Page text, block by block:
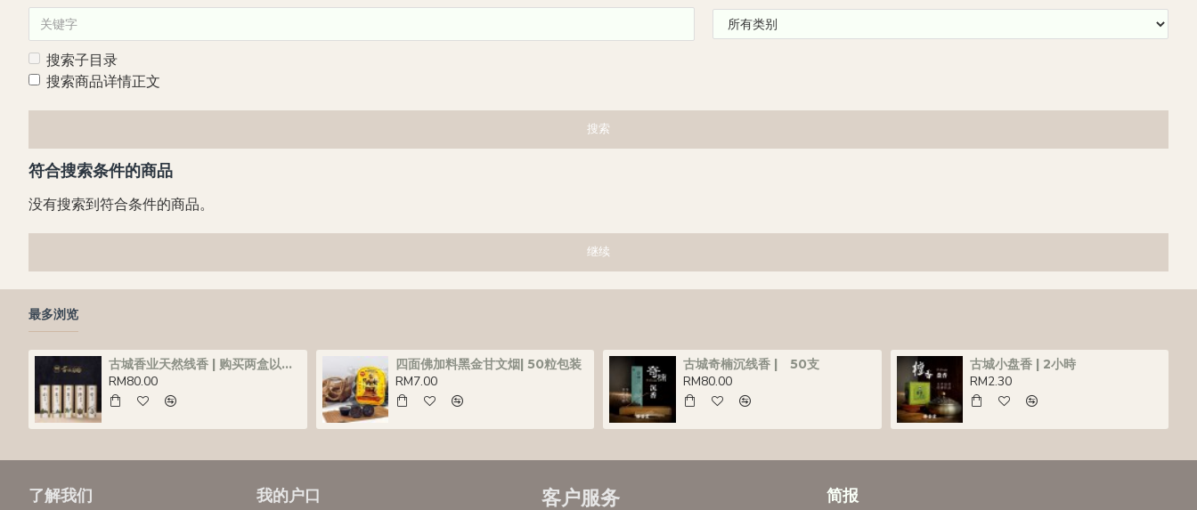
搜索子目录
搜索商品详情正文
搜索
符合搜索条件的商品
没有搜索到符合条件的商品。
继续
最多浏览
古城香业天然线香 | 购买两盒以上每盒 RM75
RM80.00
四面佛加料黑金甘文烟| 50粒包装
RM7.00
古城奇楠沉线香 | 50支
RM80.00
古城小盘香 | 2小時
RM2.30
了解我们 我的户口 客户服务 简报